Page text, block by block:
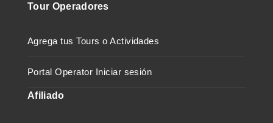
Tour Operadores
Agrega tus Tours o Actividades
Portal Operator Iniciar sesión
Afiliado